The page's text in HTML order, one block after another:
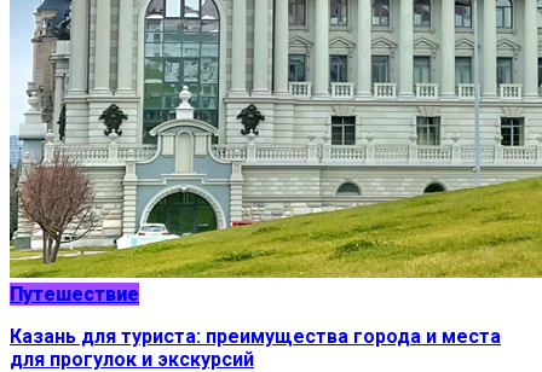
Путешествие
Казань для туриста: преимущества города и места
для прогулок и экскурсий